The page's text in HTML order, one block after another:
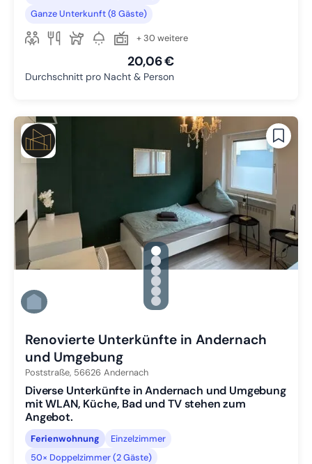
Ganze Unterkunft (8 Gäste)
+ 30 weitere
20,06 €
Durchschnitt pro Nacht & Person
gallery.slide_selector
Zu Slide 1 wechseln
Zu Slide 2 wechseln
Zu Slide 3 wechseln
Zu Slide 4 wechseln
Zu Slide 5 wechseln
Zu Slide 6 wechseln
Renovierte Unterkünfte in Andernach
und Umgebung
Poststraße, 56626 Andernach
Diverse Unterkünfte in Andernach und Umgebung
mit WLAN, Küche, Bad und TV stehen zum
Angebot.
Ferienwohnung
Einzelzimmer
50× Doppelzimmer (2 Gäste)